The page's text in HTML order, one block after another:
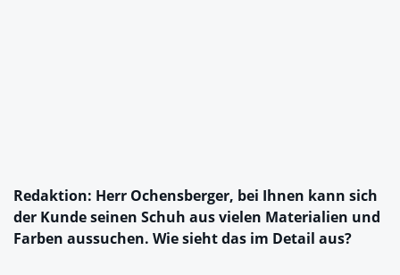
Redaktion: Herr Ochensberger, bei Ihnen kann sich
der Kunde seinen Schuh aus vielen Materialien und
Farben aussuchen. Wie sieht das im Detail aus?